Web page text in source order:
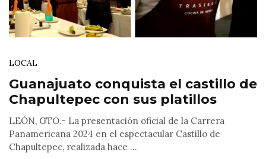
LOCAL
Guanajuato conquista el castillo de
Chapultepec con sus platillos
LEÓN, GTO.- La presentación oficial de la Carrera
Panamericana 2024 en el espectacular Castillo de
Chapultepec, realizada hace ...